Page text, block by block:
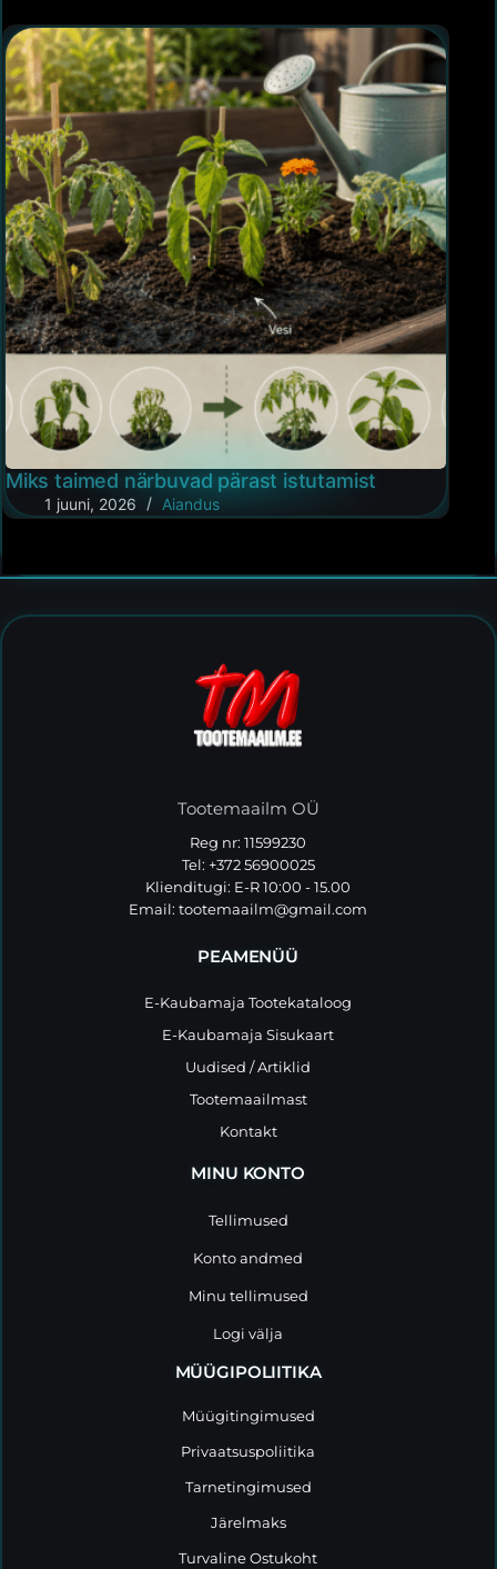
Miks taimed närbuvad pärast istutamist
1 juuni, 2026 Aiandus
Tootemaailm OÜ
Reg nr: 11599230
Tel: +372 56900025
Klienditugi: E-R 10:00 - 15.00
Email:tootemaailm@gmail.com
PEAMENÜÜ
E-Kaubamaja Tootekataloog
E-Kaubamaja Sisukaart
Uudised / Artiklid
Tootemaailmast
Kontakt
MINU KONTO
Tellimused
Konto andmed
Minu tellimused
Logi välja
MÜÜGIPOLIITIKA
Müügitingimused
Privaatsuspoliitika
Tarnetingimused
Järelmaks
Turvaline Ostukoht